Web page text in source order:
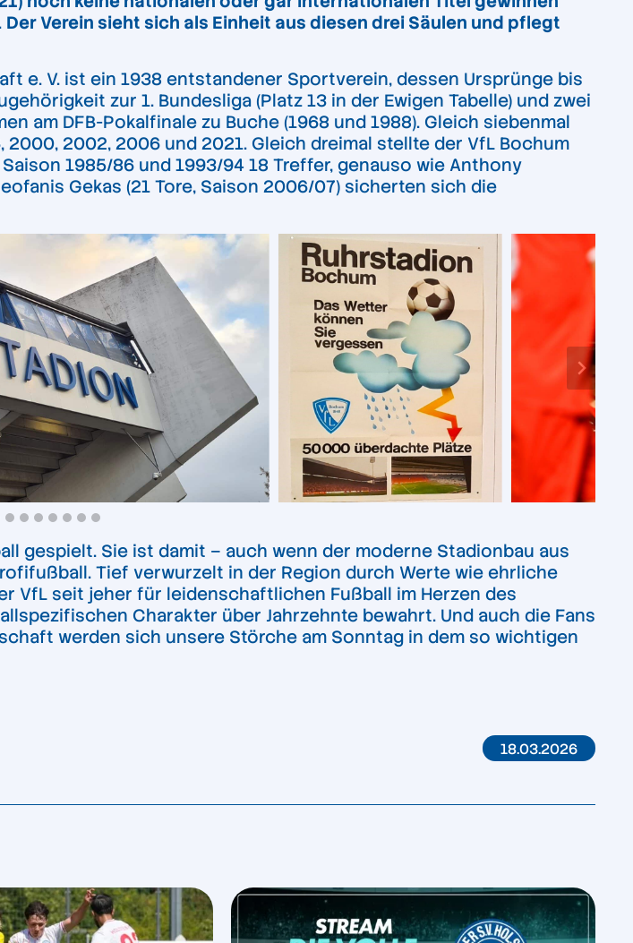
. Der Verein sieht sich als Einheit aus diesen drei Säulen und pflegt
e. V. ist ein 1938 entstandener Sportverein, dessen Ursprünge bis
zur 1. Bundesliga (Platz 13 in der Ewigen Tabelle) und zwei
am DFB-Pokalfinale zu Buche (1968 und 1988). Gleich siebenmal
2000, 2002, 2006 und 2021. Gleich dreimal stellte der VfL Bochum
1985/86 und 1993/94 18 Treffer, genauso wie Anthony
Gekas (21 Tore, Saison 2006/07) sicherten sich die
gespielt. Sie ist damit – auch wenn der moderne Stadionbau aus
Tief verwurzelt in der Region durch Werte wie ehrliche
VfL seit jeher für leidenschaftlichen Fußball im Herzen des
Charakter über Jahrzehnte bewahrt. Und auch die Fans
werden sich unsere Störche am Sonntag in dem so wichtigen
18.03.2026